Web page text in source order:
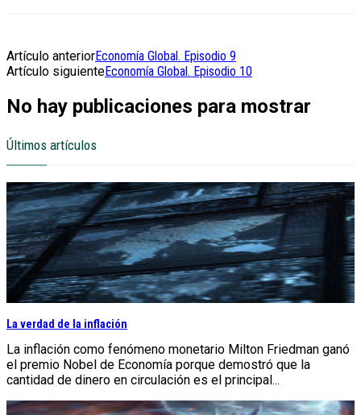
Artículo anteriorEconomía Global. Episodio 9
Artículo siguienteEconomía Global. Episodio 10
No hay publicaciones para mostrar
Últimos artículos
La verdad de la inflación
La inflación como fenómeno monetario Milton Friedman ganó
el premio Nobel de Economía porque demostró que la
cantidad de dinero en circulación es el principal...